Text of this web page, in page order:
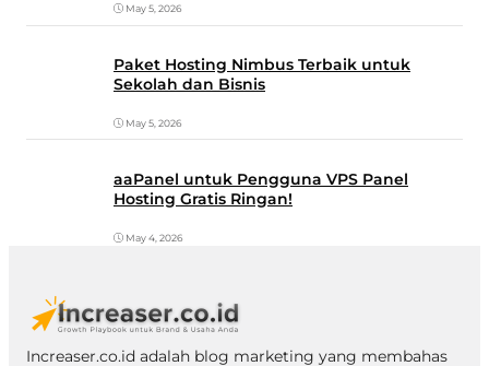
May 5, 2026
Paket Hosting Nimbus Terbaik untuk
Sekolah dan Bisnis
May 5, 2026
aaPanel untuk Pengguna VPS Panel
Hosting Gratis Ringan!
May 4, 2026
Increaser.co.id adalah blog marketing yang membahas